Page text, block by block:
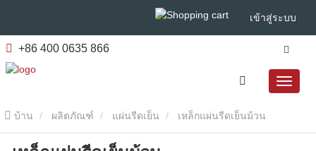
เข้าสู่ระบบ
+86 400 0635 866
บ้าน ผลิตภัณฑ์ แผ่นรีดเย็น เหล็กแผ่นรีดเย็นม้วน